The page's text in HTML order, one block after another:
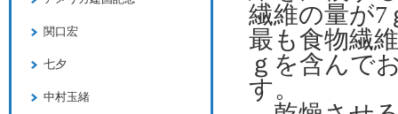
繊維の量が7
最も食物繊
ｇを含んで
す。
関口宏
七夕
中村玉緒